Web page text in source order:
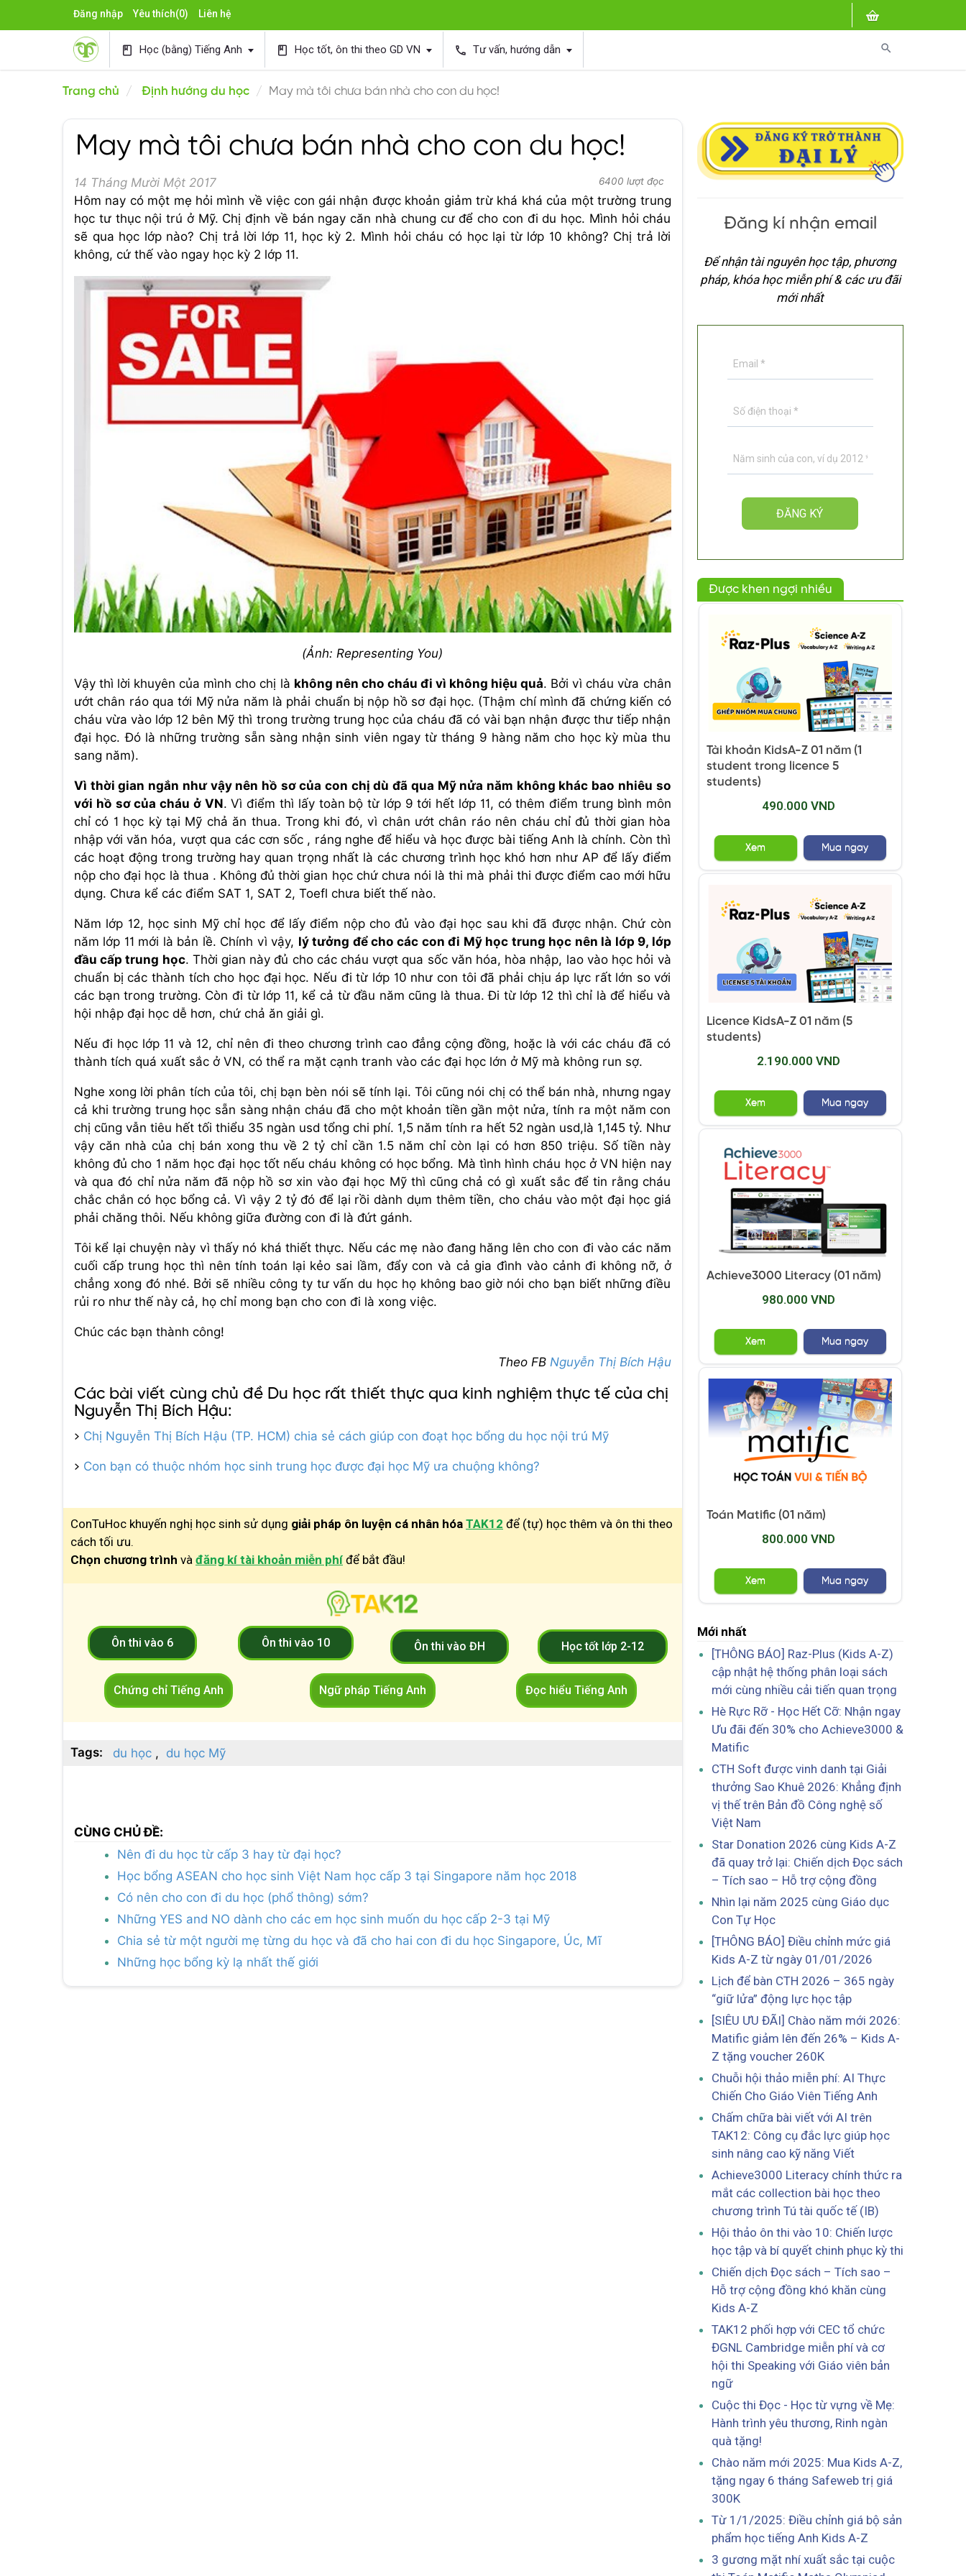
Đăng nhập Yêu thích(0) Liên hệ
search
book Học (bằng) Tiếng Anh book Học tốt, ôn thi theo GD VN phone Tư vấn, hướng dẫn
Trang chủ Định hướng du học May mà tôi chưa bán nhà cho con du học!
May mà tôi chưa bán nhà cho con du học!
14 Tháng Mười Một 2017 6400 lượt đọc
Hôm nay có một mẹ hỏi mình về việc con gái nhận được khoản giảm trừ khá khá của một trường trung
học tư thục nội trú ở Mỹ. Chị định về bán ngay căn nhà chung cư để cho con đi du học. Mình hỏi cháu
sẽ qua học lớp nào? Chị trả lời lớp 11, học kỳ 2. Mình hỏi cháu có học lại từ lớp 10 không? Chị trả lời
không, cứ thế vào ngay học kỳ 2 lớp 11.
(Ảnh: Representing You)
Vậy thì lời khuyên của mình cho chị là không nên cho cháu đi vì không hiệu quả. Bởi vì cháu vừa chân
ướt chân ráo qua tới Mỹ nửa năm là phải chuẩn bị nộp hồ sơ đại học. (Thậm chí mình đã chứng kiến có
cháu vừa vào lớp 12 bên Mỹ thì trong trường trung học của cháu đã có vài bạn nhận được thư tiếp nhận
đại học. Đó là những trường sẵn sàng nhận sinh viên ngay từ tháng 9 hàng năm cho học kỳ mùa thu
sang năm).
Vì thời gian ngắn như vậy nên hồ sơ của con chị dù đã qua Mỹ nửa năm không khác bao nhiêu so
với hồ sơ của cháu ở VN. Vì điểm thì lấy toàn bộ từ lớp 9 tới hết lớp 11, có thêm điểm trung bình môn
chỉ có 1 học kỳ tại Mỹ chả ăn thua. Trong khi đó, vì chân ướt chân ráo nên cháu chỉ đủ thời gian hòa
nhập với văn hóa, vượt qua các cơn sốc , ráng nghe để hiểu và học được bài tiếng Anh là chính. Còn thì
các hoạt động trong trường hay quan trọng nhất là các chương trình học khó hơn như AP để lấy điểm
nộp cho đại học là thua . Không đủ thời gian học chứ chưa nói là thi mà phải thi được điểm cao mới hữu
dụng. Chưa kể các điểm SAT 1, SAT 2, Toefl chưa biết thế nào.
Năm lớp 12, học sinh Mỹ chỉ học để lấy điểm nộp cho đủ vào đại học sau khi đã được nhận. Chứ còn
năm lớp 11 mới là bản lề. Chính vì vậy, lý tưởng để cho các con đi Mỹ học trung học nên là lớp 9, lớp
đầu cấp trung học. Thời gian này đủ cho các cháu vượt qua sốc văn hóa, hòa nhập, lao vào học hỏi và
chuẩn bị các thành tích cho học đại học. Nếu đi từ lớp 10 như con tôi đã phải chịu áp lực rất lớn so với
các bạn trong trường. Còn đi từ lớp 11, kể cả từ đầu năm cũng là thua. Đi từ lớp 12 thì chỉ là để hiểu và
hội nhập đại học dễ hơn, chứ chả ăn giải gì.
Nếu đi học lớp 11 và 12, chỉ nên đi theo chương trình cao đẳng cộng đồng, hoặc là với các cháu đã có
thành tích quá xuất sắc ở VN, có thể ra mặt cạnh tranh vào các đại học lớn ở Mỹ mà không run sợ.
Nghe xong lời phân tích của tôi, chị bạn bèn nói sẽ tính lại. Tôi cũng nói chị có thể bán nhà, nhưng ngay
cả khi trường trung học sẵn sàng nhận cháu đã cho một khoản tiền gần một nửa, tính ra một năm con
chị cũng vẫn tiêu hết tối thiểu 35 ngàn usd tổng chi phí. 1,5 năm tính ra hết 52 ngàn usd,là 1,145 tỷ. Như
vậy căn nhà của chị bán xong thu về 2 tỷ chỉ cần 1.5 năm chỉ còn lại có hơn 850 triệu. Số tiền này
không đủ cho 1 năm học đại học tốt nếu cháu không có học bổng. Mà tình hình cháu học ở VN hiện nay
và qua đó chỉ nửa năm đã nộp hồ sơ xin vào đại học Mỹ thì cũng chả có gì xuất sắc để tin rằng cháu
chắc chắn có học bổng cả. Vì vậy 2 tỷ đó để lại rồi dành dụm thêm tiền, cho cháu vào một đại học giá
phải chăng thôi. Nếu không giữa đường con đi là đứt gánh.
Tôi kể lại chuyện này vì thấy nó khá thiết thực. Nếu các mẹ nào đang hăng lên cho con đi vào các năm
cuối cấp trung học thì nên tính toán lại kẻo sai lầm, đẩy con và cả gia đình vào cảnh đi không nỡ, ở
chẳng xong đó nhé. Bởi sẽ nhiều công ty tư vấn du học họ không bao giờ nói cho bạn biết những điều
rủi ro như thế này cả, họ chỉ mong bạn cho con đi là xong việc.
Chúc các bạn thành công!
Theo FB Nguyễn Thị Bích Hậu
Các bài viết cùng chủ đề Du học rất thiết thực qua kinh nghiệm thực tế của chị
Nguyễn Thị Bích Hậu:
> Chị Nguyễn Thị Bích Hậu (TP. HCM) chia sẻ cách giúp con đoạt học bổng du học nội trú Mỹ
> Con bạn có thuộc nhóm học sinh trung học được đại học Mỹ ưa chuộng không?
ConTuHoc khuyến nghị học sinh sử dụng giải pháp ôn luyện cá nhân hóa TAK12 để (tự) học thêm và ôn thi theo
cách tối ưu.
Chọn chương trình và đăng kí tài khoản miễn phí để bắt đầu!
Ôn thi vào 6 Ôn thi vào 10 Ôn thi vào ĐH Học tốt lớp 2-12
Chứng chỉ Tiếng Anh Ngữ pháp Tiếng Anh Đọc hiểu Tiếng Anh
Tags: du học du học Mỹ
CÙNG CHỦ ĐỀ:
Nên đi du học từ cấp 3 hay từ đại học?
Học bổng ASEAN cho học sinh Việt Nam học cấp 3 tại Singapore năm học 2018
Có nên cho con đi du học (phổ thông) sớm?
Những YES and NO dành cho các em học sinh muốn du học cấp 2-3 tại Mỹ
Chia sẻ từ một người mẹ từng du học và đã cho hai con đi du học Singapore, Úc, Mĩ
Những học bổng kỳ lạ nhất thế giới
Đăng kí nhận email
Để nhận tài nguyên học tập, phương
pháp, khóa học miễn phí & các ưu đãi
mới nhất
Được khen ngợi nhiều
Tài khoản KidsA-Z 01 năm (1
student trong licence 5
students)
490.000 VND
Xem Mua ngay
Licence KidsA-Z 01 năm (5
students)
2.190.000 VND
Xem Mua ngay
Achieve3000 Literacy (01 năm)
980.000 VND
Xem Mua ngay
Toán Matific (01 năm)
800.000 VND
Xem Mua ngay
Mới nhất
[THÔNG BÁO] Raz-Plus (Kids A-Z)
cập nhật hệ thống phân loại sách
mới cùng nhiều cải tiến quan trọng
Hè Rực Rỡ - Học Hết Cỡ: Nhận ngay
Ưu đãi đến 30% cho Achieve3000 &
Matific
CTH Soft được vinh danh tại Giải
thưởng Sao Khuê 2026: Khẳng định
vị thế trên Bản đồ Công nghệ số
Việt Nam
Star Donation 2026 cùng Kids A-Z
đã quay trở lại: Chiến dịch Đọc sách
– Tích sao – Hỗ trợ cộng đồng
Nhìn lại năm 2025 cùng Giáo dục
Con Tự Học
[THÔNG BÁO] Điều chỉnh mức giá
Kids A-Z từ ngày 01/01/2026
Lịch để bàn CTH 2026 – 365 ngày
“giữ lửa” động lực học tập
[SIÊU ƯU ĐÃI] Chào năm mới 2026:
Matific giảm lên đến 26% – Kids A-
Z tặng voucher 260K
Chuỗi hội thảo miễn phí: AI Thực
Chiến Cho Giáo Viên Tiếng Anh
Chấm chữa bài viết với AI trên
TAK12: Công cụ đắc lực giúp học
sinh nâng cao kỹ năng Viết
Achieve3000 Literacy chính thức ra
mắt các collection bài học theo
chương trình Tú tài quốc tế (IB)
Hội thảo ôn thi vào 10: Chiến lược
học tập và bí quyết chinh phục kỳ thi
Chiến dịch Đọc sách – Tích sao –
Hỗ trợ cộng đồng khó khăn cùng
Kids A-Z
TAK12 phối hợp với CEC tổ chức
ĐGNL Cambridge miễn phí và cơ
hội thi Speaking với Giáo viên bản
ngữ
Cuộc thi Đọc - Học từ vựng về Mẹ:
Hành trình yêu thương, Rinh ngàn
quà tặng!
Chào năm mới 2025: Mua Kids A-Z,
tặng ngay 6 tháng Safeweb trị giá
300K
Từ 1/1/2025: Điều chỉnh giá bộ sản
phẩm học tiếng Anh Kids A-Z
3 gương mặt nhí xuất sắc tại cuộc